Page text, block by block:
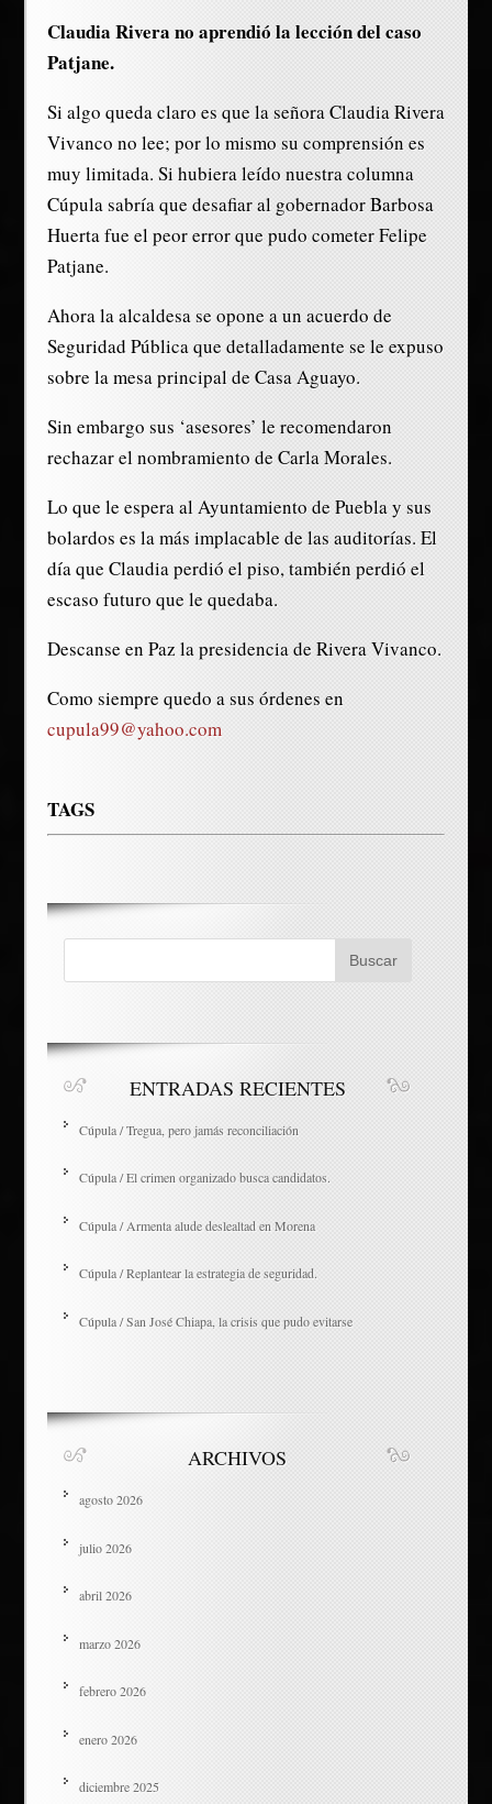
Claudia Rivera no aprendió la lección del caso
Patjane.
Si algo queda claro es que la señora Claudia Rivera
Vivanco no lee; por lo mismo su comprensión es
muy limitada. Si hubiera leído nuestra columna
Cúpula sabría que desafiar al gobernador Barbosa
Huerta fue el peor error que pudo cometer Felipe
Patjane.
Ahora la alcaldesa se opone a un acuerdo de
Seguridad Pública que detalladamente se le expuso
sobre la mesa principal de Casa Aguayo.
Sin embargo sus ‘asesores’ le recomendaron
rechazar el nombramiento de Carla Morales.
Lo que le espera al Ayuntamiento de Puebla y sus
bolardos es la más implacable de las auditorías. El
día que Claudia perdió el piso, también perdió el
escaso futuro que le quedaba.
Descanse en Paz la presidencia de Rivera Vivanco.
Como siempre quedo a sus órdenes en
cupula99@yahoo.com
TAGS
ENTRADAS RECIENTES
Cúpula / Tregua, pero jamás reconciliación
Cúpula / El crimen organizado busca candidatos.
Cúpula / Armenta alude deslealtad en Morena
Cúpula / Replantear la estrategia de seguridad.
Cúpula / San José Chiapa, la crisis que pudo evitarse
ARCHIVOS
agosto 2026
julio 2026
abril 2026
marzo 2026
febrero 2026
enero 2026
diciembre 2025